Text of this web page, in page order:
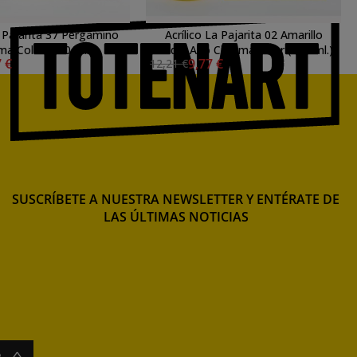
37 Pergamino
Color (200 ml.)
€
Acrílico La Pajarita 02 Amarillo
Medio Azo Chroma color (200 ml.)
12,21 €9,77 €
SUSCRÍBETE A NUESTRA NEWSLETTER Y ENTÉRATE DE
LAS ÚLTIMAS NOTICIAS